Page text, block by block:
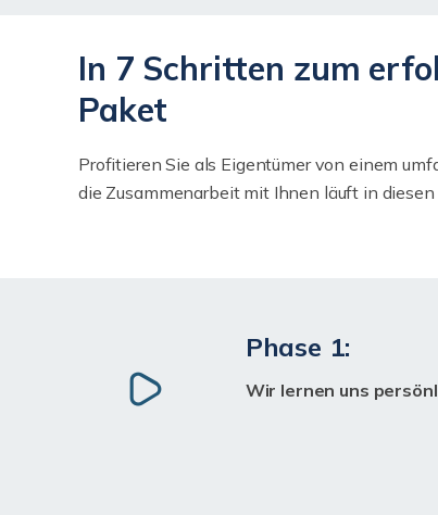
In 7 Schritten zum
Paket
Profitieren Sie als Eigentümer von einem
die Zusammenarbeit mit Ihnen läuft in diesen
Phase 1:
Wir lernen uns